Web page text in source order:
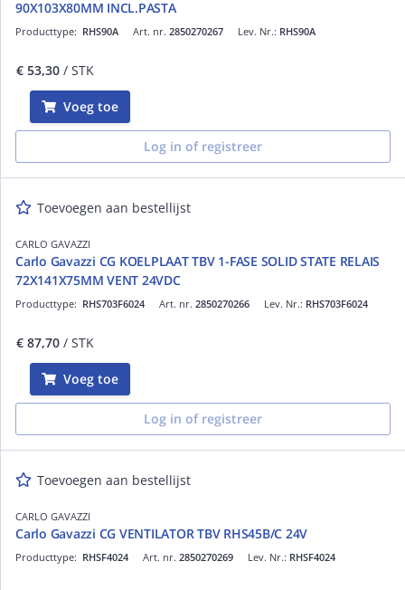
90X103X80MM INCL.PASTA
Art. nr. 2850270267
Producttype: RHS90A Lev. Nr.: RHS90A
€ 53,30 / STK
Voeg toe
Log in of registreer
Toevoegen aan bestellijst
CARLO GAVAZZI
Carlo Gavazzi CG KOELPLAAT TBV 1-FASE SOLID STATE RELAIS
72X141X75MM VENT 24VDC
Art. nr. 2850270266
Producttype: RHS703F6024 Lev. Nr.: RHS703F6024
€ 87,70 / STK
Voeg toe
Log in of registreer
Toevoegen aan bestellijst
CARLO GAVAZZI
Carlo Gavazzi CG VENTILATOR TBV RHS45B/C 24V
Art. nr. 2850270269
Producttype: RHSF4024 Lev. Nr.: RHSF4024